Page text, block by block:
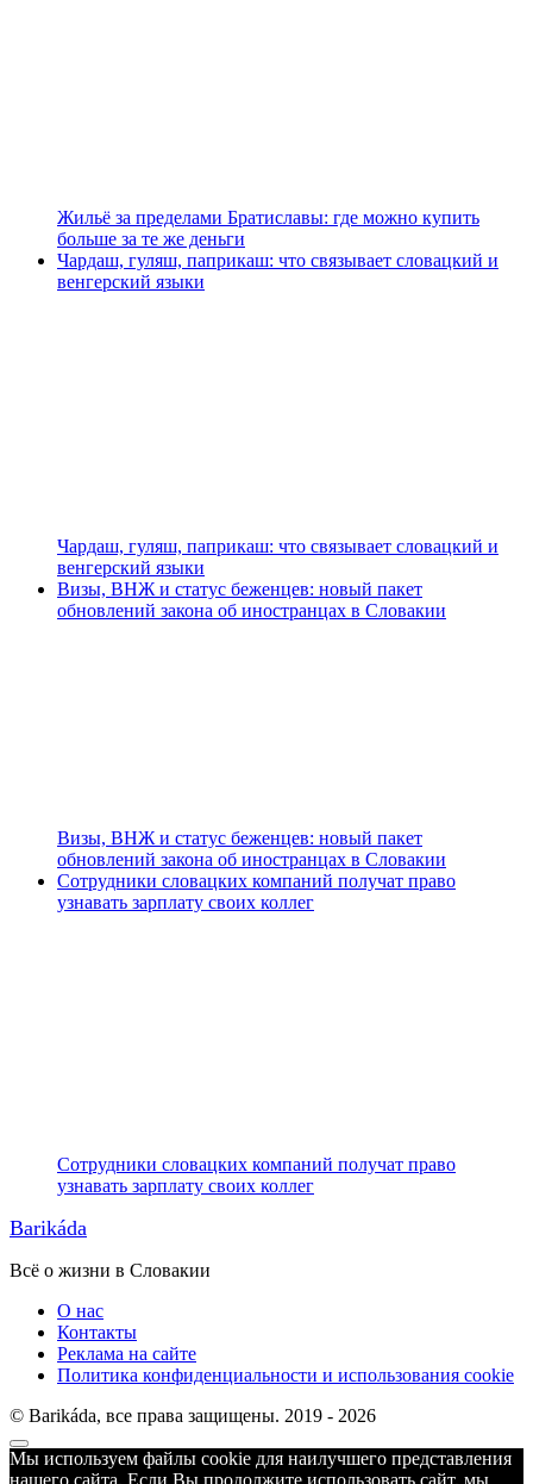
Жильё за пределами Братиславы: где можно купить
больше за те же деньги
Чардаш, гуляш, паприкаш: что связывает словацкий и
венгерский языки
Чардаш, гуляш, паприкаш: что связывает словацкий и
венгерский языки
Визы, ВНЖ и статус беженцев: новый пакет
обновлений закона об иностранцах в Словакии
Визы, ВНЖ и статус беженцев: новый пакет
обновлений закона об иностранцах в Словакии
Сотрудники словацких компаний получат право
узнавать зарплату своих коллег
Сотрудники словацких компаний получат право
узнавать зарплату своих коллег
Barikáda
Всё о жизни в Словакии
О нас
Контакты
Реклама на сайте
Политика конфиденциальности и использования cookie
© Barikáda, все права защищены. 2019 - 2026
Прокрутка
к
Мы используем файлы cookie для наилучшего представления